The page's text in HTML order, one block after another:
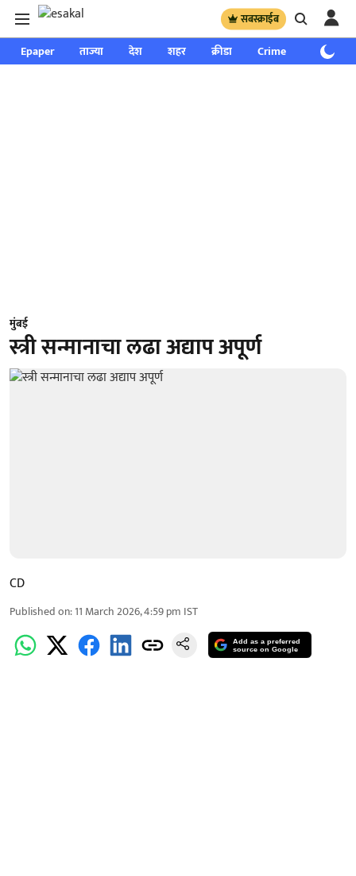
सबस्क्राईब
Epaper ताज्या देश शहर क्रीडा Crime साप्ताहिक
मुंबई
स्त्री सन्मानाचा लढा अद्याप अपूर्ण
CD
Published on:11 March 2026, 4:59 pm IST
Add as a preferred
source on Google